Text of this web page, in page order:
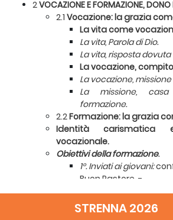
2VOCAZIONE E FORMAZIONE,
2.1 Vocazione: la grazia
La vita come
La vita, Parola di Dio.
La vita, risposta dovuta
La vocazione,
La vocazione,
La missione,
formazione.
2.2Formazione: la grazia
Identità carismatica
vocazionale.
Obiettivi della formazione.
1°. Inviati ai giovani:
Buon Pastore. -
2°. Resi fratelli da
della vita comune
formazione.
STRENNA 2026